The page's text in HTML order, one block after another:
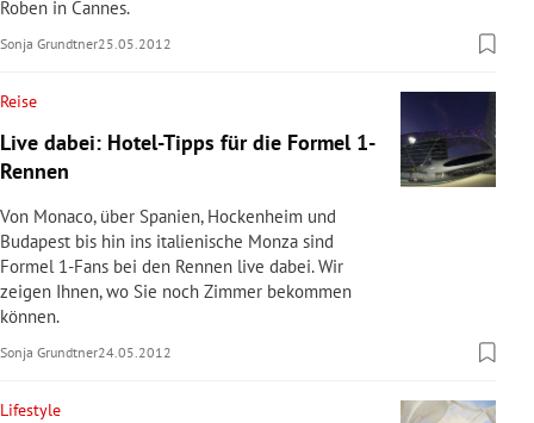
Roben in Cannes.
Sonja Grundtner25.05.2012
Reise
Live dabei: Hotel-Tipps für die Formel 1-
Rennen
Von Monaco, über Spanien, Hockenheim und
Budapest bis hin ins italienische Monza sind
Formel 1-Fans bei den Rennen live dabei. Wir
zeigen Ihnen, wo Sie noch Zimmer bekommen
können.
Sonja Grundtner24.05.2012
Lifestyle